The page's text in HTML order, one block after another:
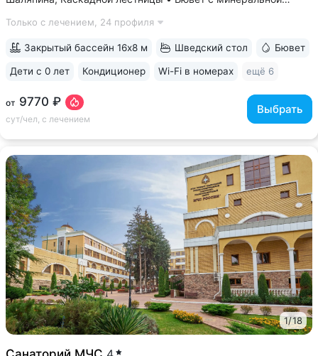
«Славяновская» (Железноводск), «Ессентуки № 4» •
Только с лечением, 24 профиля
от 9770 ₽
сут/чел, с лечением
Выбрать
Закрытый бассейн 16х8 м Шведский стол Бювет
Дети с 0 лет Кондиционер Wi-Fi в номерах ещё 6
1/18